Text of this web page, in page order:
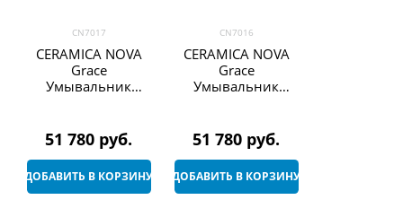
CN7017
CERAMICA NOVA
Grace
Умывальник
1210*457*137мм,
цвет белый
51 780 руб.
ДОБАВИТЬ В КОРЗИНУ
CN7016
CERAMICA NOVA
Grace
Умывальник
1210*457*137мм,
цвет белый
51 780 руб.
ДОБАВИТЬ В КОРЗИНУ